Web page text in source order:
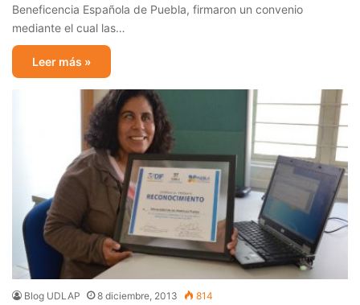
Beneficencia Española de Puebla, firmaron un convenio
mediante el cual las…
Leer más »
Blog UDLAP 8 diciembre, 2013 814